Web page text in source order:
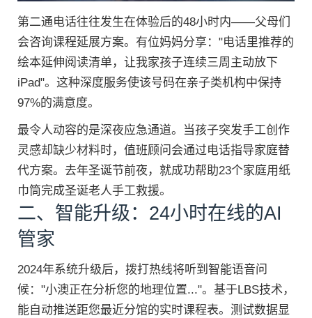
第二通电话往往发生在体验后的48小时内——父母们
会咨询课程延展方案。有位妈妈分享："电话里推荐的
绘本延伸阅读清单，让我家孩子连续三周主动放下
iPad"。这种深度服务使该号码在亲子类机构中保持
97%的满意度。
最令人动容的是深夜应急通道。当孩子突发手工创作
灵感却缺少材料时，值班顾问会通过电话指导家庭替
代方案。去年圣诞节前夜，就成功帮助23个家庭用纸
巾筒完成圣诞老人手工救援。
二、智能升级：24小时在线的AI
管家
2024年系统升级后，拨打热线将听到智能语音问
候："小澳正在分析您的地理位置..."。基于LBS技术，
能自动推送距您最近分馆的实时课程表。测试数据显